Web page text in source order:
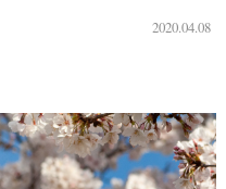
2020.04.08